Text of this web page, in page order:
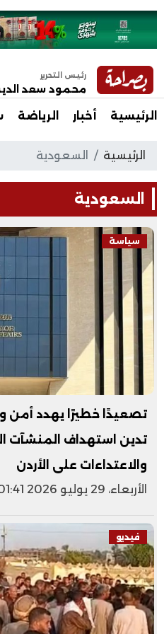
رئيس التحرير
محمود سعد
الرئيسية أخبار الرياضة
الرئيسية السعودية
السعودية
سياسة
تصعيدًا خطيرًا يهدد أمن
تدين استهداف المنشآت
والاعتداءات على الأردن
الأربعاء، 29 يوليو 2026 01:41 م
فيديو